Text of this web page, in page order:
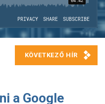
a Google